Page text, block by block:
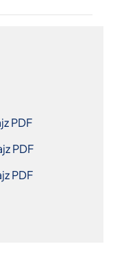
PDF
PDF
PDF